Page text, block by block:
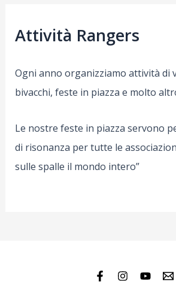
Attività Rangers
Ogni anno organizziamo attività di
bivacchi, feste in piazza e molto
Le nostre feste in piazza servono
di risonanza per tutte le
sulle spalle il mondo intero”